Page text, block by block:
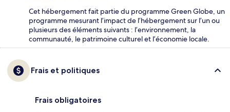
Cet hébergement fait partie du programme Green Globe, un
programme mesurant l’impact de l’hébergement sur l’un ou
plusieurs des éléments suivants : l’environnement, la
communauté, le patrimoine culturel et l’économie locale.
Frais et politiques
Frais obligatoires